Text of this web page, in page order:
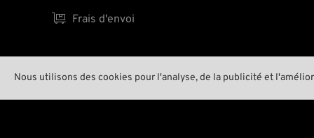
Nous utilisons des cookies pour l'analyse, de la publicité et
 Frais d'envoi